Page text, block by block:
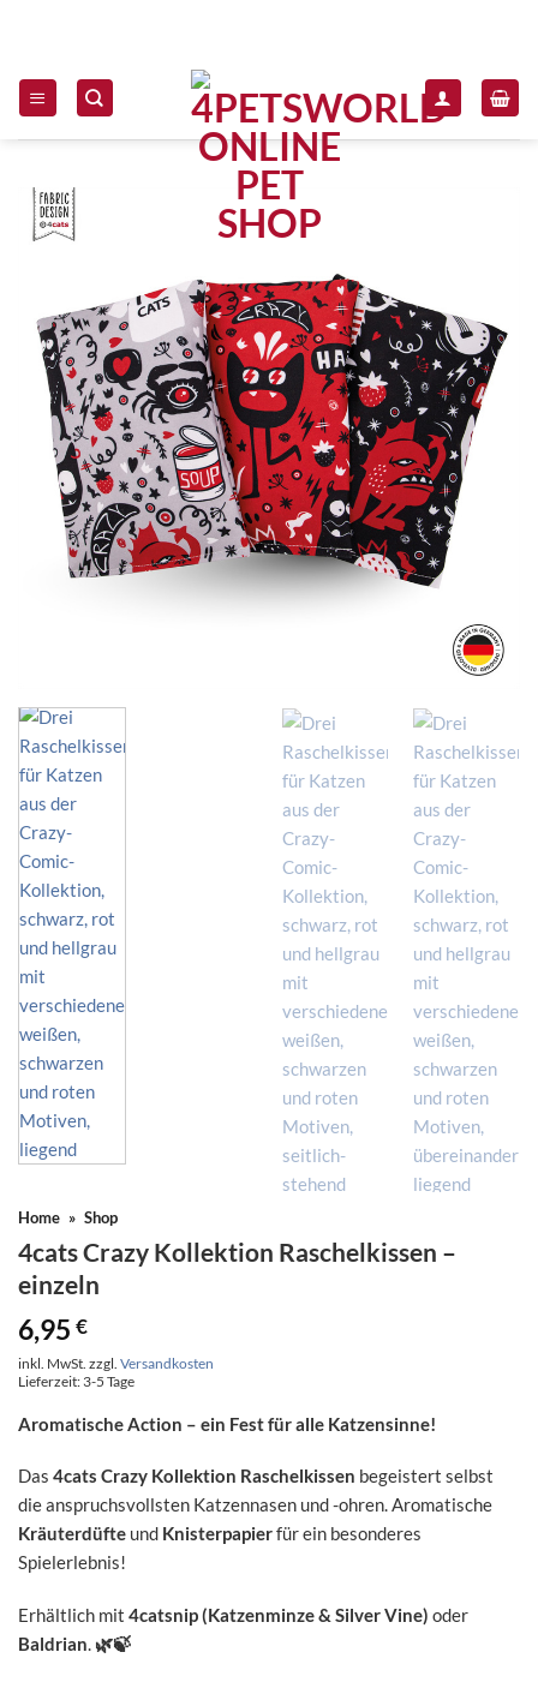
Home » Shop
4cats Crazy Kollektion Raschelkissen –
einzeln
6,95 €
inkl. MwSt. zzgl. Versandkosten
Lieferzeit: 3-5 Tage
Aromatische Action – ein Fest für alle Katzensinne!
Das 4cats Crazy Kollektion Raschelkissen begeistert selbst
die anspruchsvollsten Katzennasen und -ohren. Aromatische
Kräuterdüfte und Knisterpapierfür ein besonderes
Spielerlebnis!
Erhältlich mit 4catsnip (Katzenminze & Silver Vine) oder
Baldrian. 🌿🍃